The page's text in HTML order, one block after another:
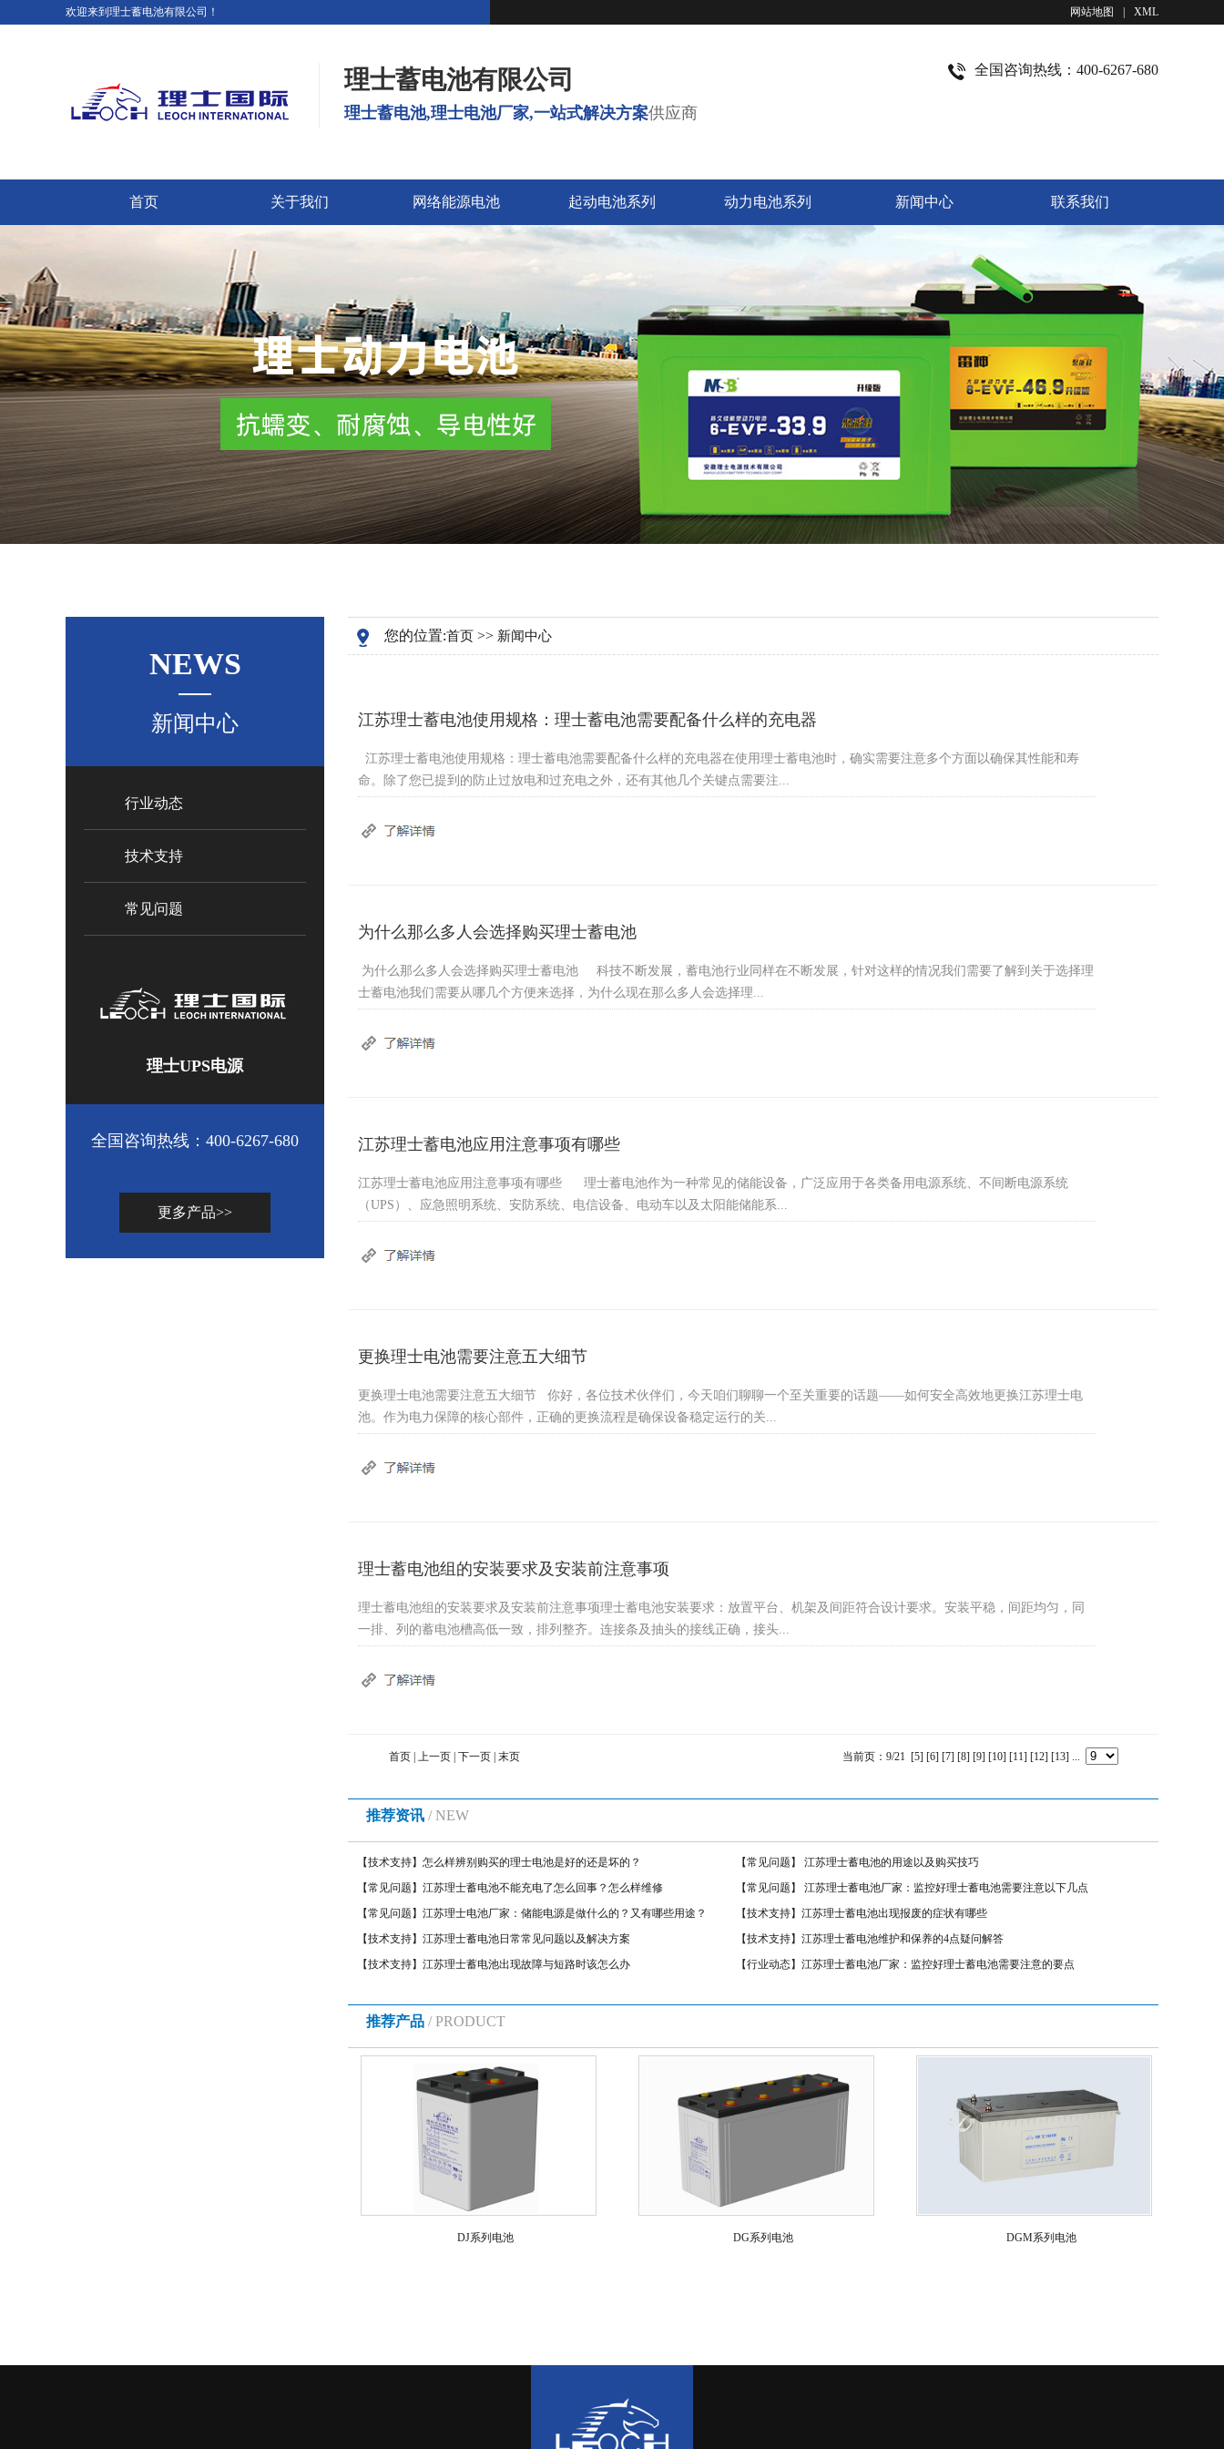
欢迎来到理士蓄电池有限公司！ 网站地图 XML
理士蓄电池有限公司
理士蓄电池,理士电池厂家,一站式解决方案供应商
全国咨询热线：400-6267-680
首页 关于我们 网络能源电池 起动电池系列 动力电池系列 新闻中心 联系我们
NEWS
新闻中心
行业动态
技术支持
常见问题
理士UPS电源
全国咨询热线：400-6267-680
更多产品>>
您的位置:首页 >> 新闻中心
江苏理士蓄电池使用规格：理士蓄电池需要配备什么样的充电器
江苏理士蓄电池使用规格：理士蓄电池需要配备什么样的充电器在使用理士蓄电池时，确实需要注意多个方面以确保其性能和寿
命。除了您已提到的防止过放电和过充电之外，还有其他几个关键点需要注...
为什么那么多人会选择购买理士蓄电池
为什么那么多人会选择购买理士蓄电池 科技不断发展，蓄电池行业同样在不断发展，针对这样的情况我们需要了解到关于选择理
士蓄电池我们需要从哪几个方便来选择，为什么现在那么多人会选择理...
江苏理士蓄电池应用注意事项有哪些
江苏理士蓄电池应用注意事项有哪些 理士蓄电池作为一种常见的储能设备，广泛应用于各类备用电源系统、不间断电源系统
（UPS）、应急照明系统、安防系统、电信设备、电动车以及太阳能储能系...
更换理士电池需要注意五大细节
更换理士电池需要注意五大细节 你好，各位技术伙伴们，今天咱们聊聊一个至关重要的话题——如何安全高效地更换江苏理士电
池。作为电力保障的核心部件，正确的更换流程是确保设备稳定运行的关...
理士蓄电池组的安装要求及安装前注意事项
理士蓄电池组的安装要求及安装前注意事项理士蓄电池安装要求：放置平台、机架及间距符合设计要求。安装平稳，间距均匀，同
一排、列的蓄电池槽高低一致，排列整齐。连接条及抽头的接线正确，接头...
首页| 上一页| 下一页| 末页 当前页：9/21 [5] [6] [7] [8] [9] [10] [11] [12] [13] ...
推荐资讯 / NEW
【技术支持】 怎么样辨别购买的理士电池是好的还是坏的？ 【常见问题】
江苏理士蓄电池的用途以及购买技巧
【常见问题】 江苏理士蓄电池不能充电了怎么回事？怎么样维修 【常见问题】
江苏理士蓄电池厂家：监控好理士蓄电池需要注意以下几点
知识
【常见问题】 江苏理士电池厂家：储能电源是做什么的？又有哪些用途？ 【技术支持】 江苏理士蓄电池出现报废的症状有哪些
【技术支持】 江苏理士蓄电池日常常见问题以及解决方案 【技术支持】 江苏理士蓄电池维护和保养的4点疑问解答
【技术支持】 江苏理士蓄电池出现故障与短路时该怎么办 【行业动态】 江苏理士蓄电池厂家：监控好理士蓄电池需要注意的要点
推荐产品 / PRODUCT
DJ系列电池 DG系列电池 DGM系列电池